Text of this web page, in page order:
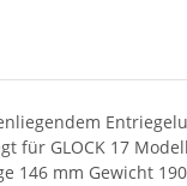
GLOCK 17
146 mm Gewicht